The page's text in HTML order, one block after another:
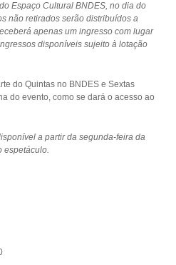
Espaço Cultural BNDES, no dia do
não retirados serão distribuídos a
apenas um ingresso com lugar
disponíveis sujeito à lotação
do Quintas no BNDES e Sextas
do evento, como se dará o acesso ao
a partir da segunda-feira da
espetáculo.